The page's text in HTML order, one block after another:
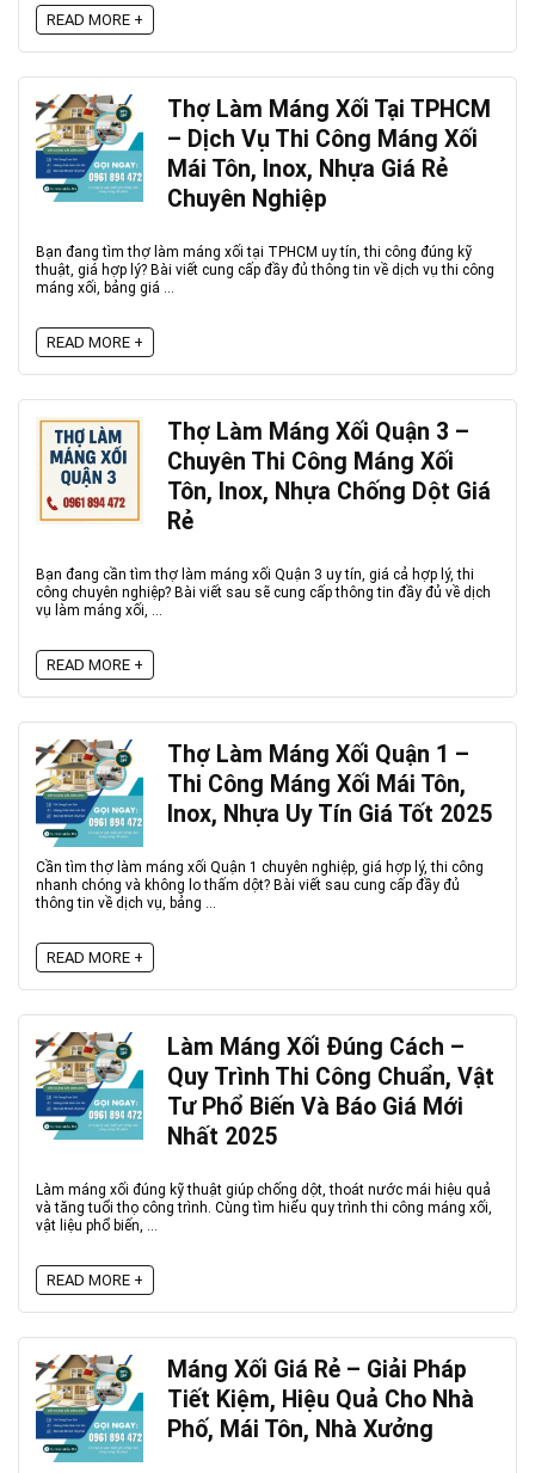
READ MORE +
Thợ Làm Máng Xối Tại TPHCM
– Dịch Vụ Thi Công Máng Xối
Mái Tôn, Inox, Nhựa Giá Rẻ
Chuyên Nghiệp
Bạn đang tìm thợ làm máng xối tại TPHCM uy tín, thi công đúng kỹ
thuật, giá hợp lý? Bài viết cung cấp đầy đủ thông tin về dịch vụ thi công
máng xối, bảng giá ...
READ MORE +
Thợ Làm Máng Xối Quận 3 –
Chuyên Thi Công Máng Xối
Tôn, Inox, Nhựa Chống Dột Giá
Rẻ
Bạn đang cần tìm thợ làm máng xối Quận 3 uy tín, giá cả hợp lý, thi
công chuyên nghiệp? Bài viết sau sẽ cung cấp thông tin đầy đủ về dịch
vụ làm máng xối, ...
READ MORE +
Thợ Làm Máng Xối Quận 1 –
Thi Công Máng Xối Mái Tôn,
Inox, Nhựa Uy Tín Giá Tốt 2025
Cần tìm thợ làm máng xối Quận 1 chuyên nghiệp, giá hợp lý, thi công
nhanh chóng và không lo thấm dột? Bài viết sau cung cấp đầy đủ
thông tin về dịch vụ, bảng ...
READ MORE +
Làm Máng Xối Đúng Cách –
Quy Trình Thi Công Chuẩn, Vật
Tư Phổ Biến Và Báo Giá Mới
Nhất 2025
Làm máng xối đúng kỹ thuật giúp chống dột, thoát nước mái hiệu quả
và tăng tuổi thọ công trình. Cùng tìm hiểu quy trình thi công máng xối,
vật liệu phổ biến, ...
READ MORE +
Máng Xối Giá Rẻ – Giải Pháp
Tiết Kiệm, Hiệu Quả Cho Nhà
Phố, Mái Tôn, Nhà Xưởng